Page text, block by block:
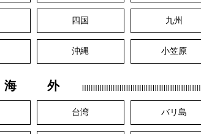
四国 九州
沖縄 小笠原
海 外
台湾 バリ島